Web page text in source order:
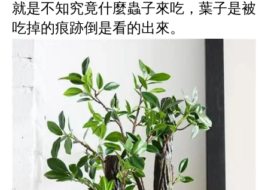
就是不知究竟什麼蟲子來吃，葉子是被
吃掉的痕跡倒是看的出來。